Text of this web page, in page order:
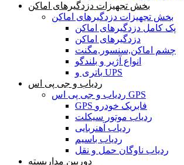
بخش تجهیزات دزدگیرهای اماکن
بخش تجهیزات دزدگیرهای اماکن
پک کامل دزدگیرهای اماکن
دزدگیرهای اماکن
چشم اماکن,سنسور,مگنت
انواع آژیر و بلندگو
باتری و UPS
ردیاب و جی پی اس
ردیاب و جی پی اس GPS
GPS فابریک خودرو
ردیاب موتور سیکلت
ردیاب آهنربایی
ردیاب باسیم
ردیاب ناوگان حمل و نقل
دوربین مداربسته